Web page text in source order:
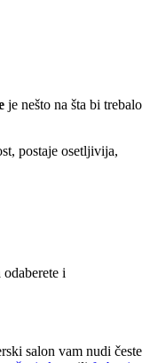
je nešto na šta bi trebalo
postaje osetljivija,
i
salon vam nudi česte